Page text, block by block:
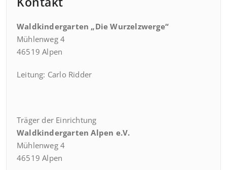
Waldkindergarten „Die Wurzelzwerge“
Mühlenweg 4
46519 Alpen
Leitung: Carlo Ridder
Träger der Einrichtung
Waldkindergarten Alpen e.V.
Mühlenweg 4
46519 Alpen